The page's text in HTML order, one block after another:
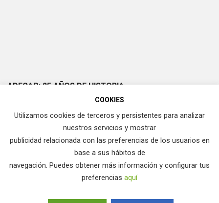
ADECAP: 25 AÑOS DE HISTORIA
COOKIES
Utilizamos cookies de terceros y persistentes para analizar
nuestros servicios y mostrar
publicidad relacionada con las preferencias de los usuarios en
base a sus hábitos de
navegación. Puedes obtener más información y configurar tus
preferencias aquí